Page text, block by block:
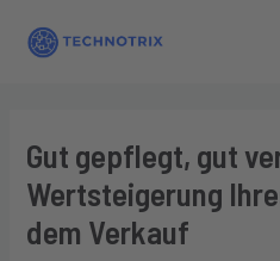
Inhalt
Gut gepflegt, gut
Wertsteigerung
dem Verkauf